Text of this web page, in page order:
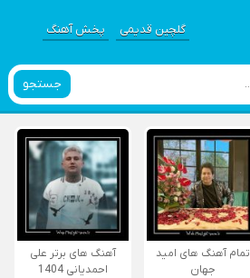
گلچین قدیمی پخش آهنگ
جستجو
تمام آهنگ های امید
جهان
آهنگ های برتر علی
احمدیانی 1404